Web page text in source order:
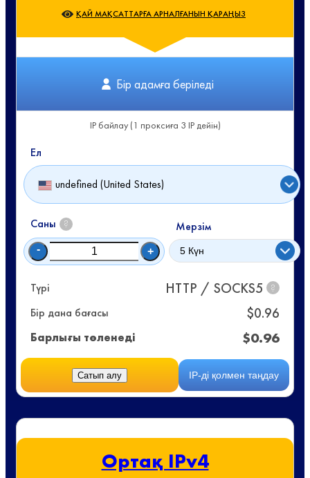
ҚАЙ МАҚСАТТАРҒА АРНАЛҒАНЫН ҚАРАҢЫЗ
Бір адамға беріледі
IP байлау (1 проксиға 3 IP дейін)
Ел
undefined (United States)
Саны ?
- +
Мерзім
Түрі HTTP / SOCKS5 ?
Бір дана бағасы $0.96
Барлығы төленеді $0.96
IP-ді қолмен таңдау
Сатып алу
Ортақ IPv4